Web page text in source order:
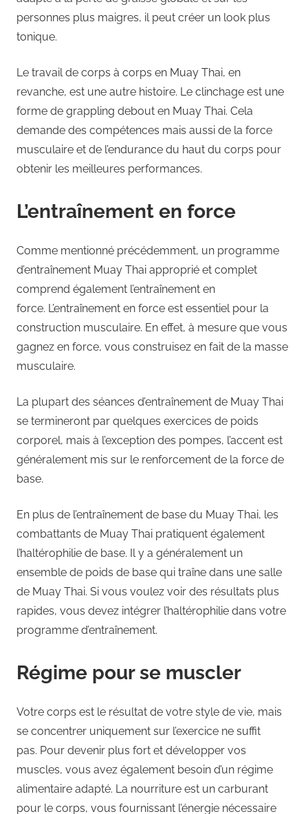
personnes plus maigres, il peut créer un look plus
tonique.
Le travail de corps à corps en Muay Thai, en
revanche, est une autre histoire. Le clinchage est une
forme de grappling debout en Muay Thai. Cela
demande des compétences mais aussi de la force
musculaire et de l’endurance du haut du corps pour
obtenir les meilleures performances.
L’entraînement en force
Comme mentionné précédemment, un programme
d’entraînement Muay Thai approprié et complet
comprend également l’entraînement en
force. L’entraînement en force est essentiel pour la
construction musculaire. En effet, à mesure que vous
gagnez en force, vous construisez en fait de la masse
musculaire.
La plupart des séances d’entraînement de Muay Thai
se termineront par quelques exercices de poids
corporel, mais à l’exception des pompes, l’accent est
généralement mis sur le renforcement de la force de
base.
En plus de l’entraînement de base du Muay Thai, les
combattants de Muay Thai pratiquent également
l’haltérophilie de base. Il y a généralement un
ensemble de poids de base qui traîne dans une salle
de Muay Thai. Si vous voulez voir des résultats plus
rapides, vous devez intégrer l’haltérophilie dans votre
programme d’entraînement.
Régime pour se muscler
Votre corps est le résultat de votre style de vie, mais
se concentrer uniquement sur l’exercice ne suffit
pas. Pour devenir plus fort et développer vos
muscles, vous avez également besoin d’un régime
alimentaire adapté. La nourriture est un carburant
pour le corps, vous fournissant l’énergie nécessaire